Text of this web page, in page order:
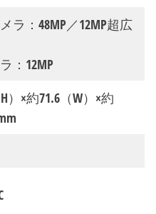
ラ：48MP／12MP超広
：12MP
）×約71.6（W）×約